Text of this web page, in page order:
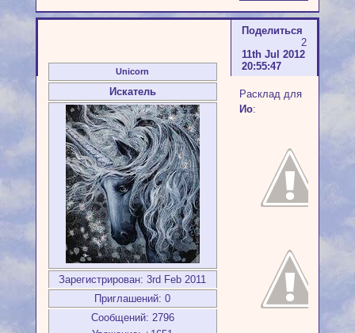
Поделиться
2
11th Jul 2012
20:55:47
Unicorn
Искатель
Зарегистрирован: 3rd Feb 2011
Приглашений: 0
Сообщений: 2796
Расклад для
Ио: